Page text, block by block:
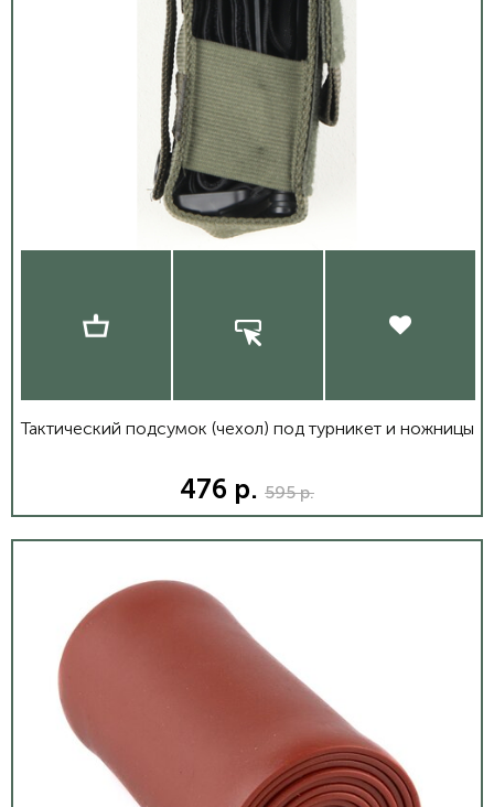
Тактический подсумок (чехол) под турникет и ножницы
476 р. 595 р.